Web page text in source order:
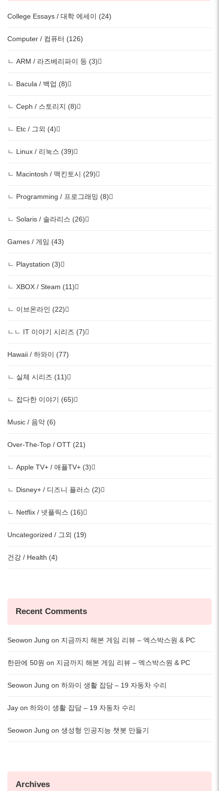
College Essays / 대학 에세이 (24)
Computer / 컴퓨터 (126)
ㄴ ARM / 라즈베리파이 등 (3)
ㄴ Bacula / 백업 (8)
ㄴ Ceph / 스토리지 (8)
ㄴ Etc / 그외 (4)
ㄴ Linux / 리눅스 (39)
ㄴ Macintosh / 맥킨토시 (29)
ㄴ Programming / 프로그래밍 (8)
ㄴ Solaris / 솔라리스 (26)
Games / 게임 (43)
ㄴ Playstation (3)
ㄴ XBOX / Steam (11)
ㄴ 이브온라인 (22)
ㄴㄴ IT 이야기 시리즈 (7)
Hawaii / 하와이 (77)
ㄴ 실체 시리즈 (11)
ㄴ 잡다한 이야기 (65)
Music / 음악 (6)
Over-The-Top / OTT (21)
ㄴ Apple TV+ / 애플TV+ (3)
ㄴ Disney+ / 디즈니 플러스 (2)
ㄴ Netflix / 넷플릭스 (16)
Uncategorized / 그외 (19)
건강 / Health (4)
Recent Comments
Seowon Jung on 지금까지 해본 게임 리뷰 – 엑스박스원 & PC
한판에 50원 on 지금까지 해본 게임 리뷰 – 엑스박스원 & PC
Seowon Jung on 하와이 생활 잡담 – 19 자동차 수리
Jay on 하와이 생활 잡담 – 19 자동차 수리
Seowon Jung on 생성형 인공지능 챗봇 만들기
Archives